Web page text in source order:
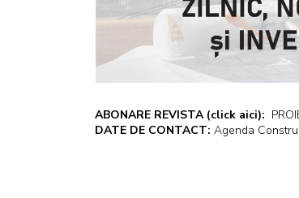
ABONARE REVISTA (click aici):
DATE DE CONTACT: Agenda